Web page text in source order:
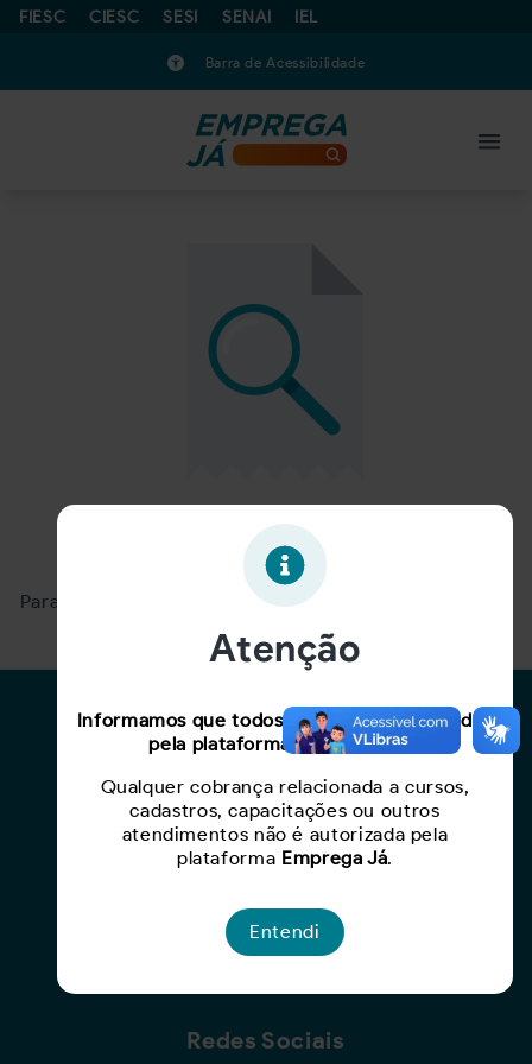
FIESC CIESC SESI SENAI IEL
Barra de Acessibilidade
Oportunidade expirada!
Para ver mais, acesse a páginaBuscar Oportunidades.
Para Candidatos
Cadastro de Currículo
Capacite-se
Criar Oportunidade
Redes Sociais
Atenção
Informamos que todos os serviços oferecidos
pela plataforma são gratuitos.
Qualquer cobrança relacionada a cursos,
cadastros, capacitações ou outros
atendimentos não é autorizada pela
plataforma Emprega Já.
Entendi